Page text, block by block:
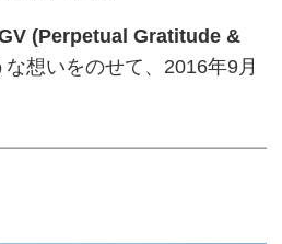
(Perpetual Gratitude &
想いをのせて、2016年9月